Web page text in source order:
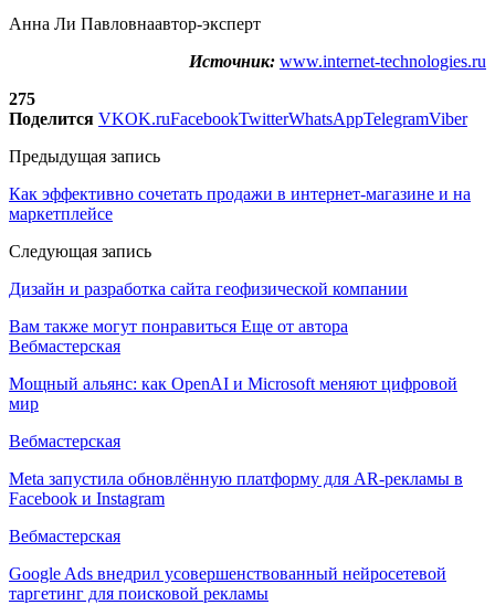
Анна Ли Павловнаавтор-эксперт
Источник: www.internet-technologies.ru
275
Поделится VKOK.ruFacebookTwitterWhatsAppTelegramViber
Предыдущая запись
Как эффективно сочетать продажи в интернет-магазине и на
маркетплейсе
Следующая запись
Дизайн и разработка сайта геофизической компании
Вам также могут понравиться Еще от автора
Вебмастерская
Мощный альянс: как OpenAI и Microsoft меняют цифровой
мир
Вебмастерская
Meta запустила обновлённую платформу для AR-рекламы в
Facebook и Instagram
Вебмастерская
Google Ads внедрил усовершенствованный нейросетевой
таргетинг для поисковой рекламы